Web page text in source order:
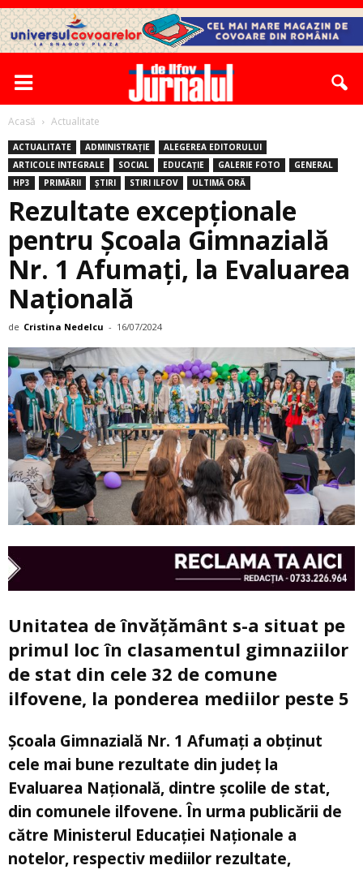
Acasă Actualitate
ACTUALITATE ADMINISTRAȚIE
ALEGEREA EDITORULUI
ARTICOLE INTEGRALE
SOCIAL EDUCAȚIE GALERIE FOTO
GENERAL
HP3
PRIMĂRII ȘTIRI STIRI ILFOV ULTIMĂ ORĂ
Rezultate excepţionale
pentru Şcoala Gimnazială
Nr. 1 Afumaţi, la Evaluarea
Naţională
de Cristina Nedelcu - 16/07/2024
Unitatea de învățământ s-a situat pe
primul loc în clasamentul gimnaziilor
de stat din cele 32 de comune
ilfovene, la ponderea mediilor peste 5
Școala Gimnazială Nr. 1 Afumați a obținut
cele mai bune rezultate din județ la
Evaluarea Națională, dintre școlile de stat,
din comunele ilfovene. În urma publicării de
către Ministerul Educației Naționale a
notelor, respectiv mediilor rezultate,